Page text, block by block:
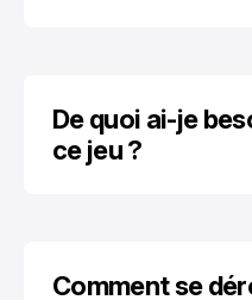
De quoi ai-je
ce jeu ?
Comment se